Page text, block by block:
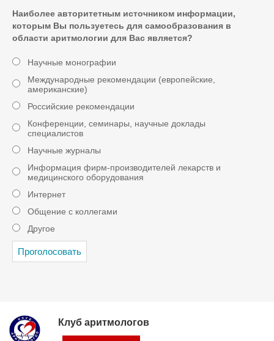
Наиболее авторитетным источником информации,
которым Вы пользуетесь для самообразования в
области аритмологии для Вас является?
Научные монографии
Международные рекомендации (европейские,
американские)
Российские рекомендации
Конференции, семинары, научные доклады
специалистов
Научные журналы
Информация фирм-производителей лекарств и
медицинского оборудования
Интернет
Общение с коллегами
Другое
Клуб аритмологов